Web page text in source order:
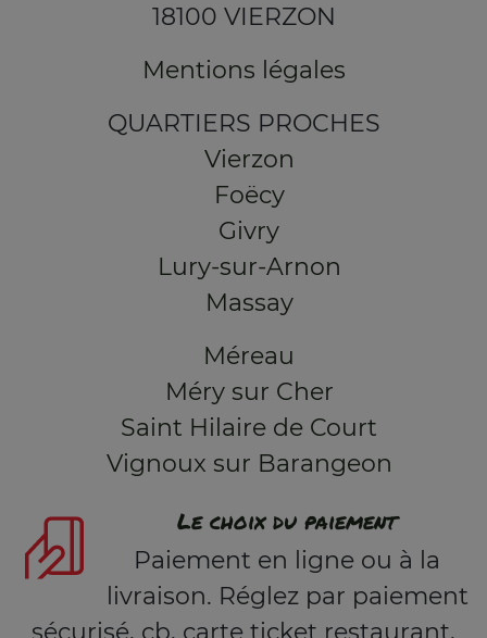
18100 VIERZON
Mentions légales
QUARTIERS PROCHES
Vierzon
Foëcy
Givry
Lury-sur-Arnon
Massay
Méreau
Méry sur Cher
Saint Hilaire de Court
Vignoux sur Barangeon
Le choix du paiement
Paiement en ligne ou à la
livraison. Réglez par paiement
sécurisé, cb, carte ticket restaurant,